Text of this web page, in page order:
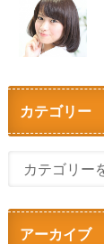
カテゴリー
アーカイブ